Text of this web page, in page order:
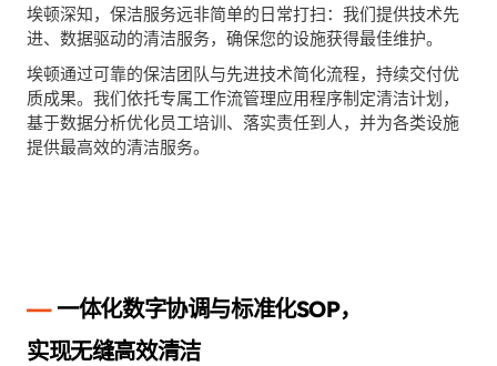
埃顿深知，保洁服务远非简单的日常打扫：我们提供技术先
进、数据驱动的清洁服务，确保您的设施获得最佳维护。
埃顿通过可靠的保洁团队与先进技术简化流程，持续交付优
质成果。我们依托专属工作流管理应用程序制定清洁计划，
基于数据分析优化员工培训、落实责任到人，并为各类设施
提供最高效的清洁服务。
—一体化数字协调与标准化SOP，
实现无缝高效清洁